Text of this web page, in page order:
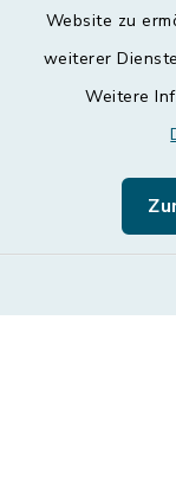
Website zu
weiterer
Weitere